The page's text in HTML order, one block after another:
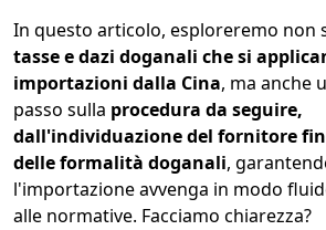
In questo articolo, esploreremo non
tasse e dazi doganali che si
importazioni dalla Cina, ma anche
passo sulla procedura da seguire,
dall'individuazione del fornitore
delle formalità doganali,
l'importazione avvenga in modo
alle normative. Facciamo chiarezza?